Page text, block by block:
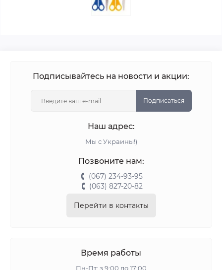
Подписывайтесь на новости и акции:
Подписаться
Наш адрес:
Мы с Украины!)
Позвоните нам:
(067) 234-93-95
(063) 827-20-82
Перейти в контакты
Время работы
Пн-Пт: з 9:00 до 17:00